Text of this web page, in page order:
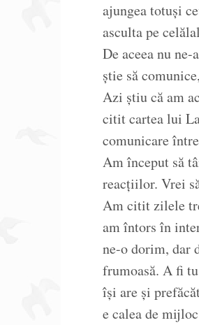
ajungea totuși
asculta pe
De aceea nu
știe să
Azi știu că am
citit cartea lui
comunicare
Am început să
reacțiilor. Vrei
Am citit zilele
am întors în
ne-o dorim, dar
frumoasă. A fi
își are și
e calea de